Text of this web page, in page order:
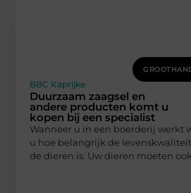
BBC Kaprijke
Duurzaam zaagsel en
andere producten komt u
kopen bij een specialist
Wanneer u in een boerderij werkt
u hoe belangrijk de
de dieren is. Uw dieren moeten ook